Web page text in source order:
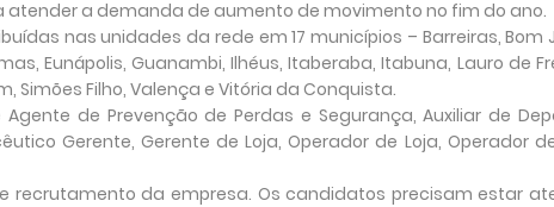
a demanda de aumento de movimento no fim do ano.
nas unidades da rede em 17 municípios – Barreiras, Bom
Eunápolis, Guanambi, Ilhéus, Itaberaba, Itabuna, Lauro de
Simões Filho, Valença e Vitória da Conquista.
de Prevenção de Perdas e Segurança, Auxiliar de
Gerente, Gerente de Loja, Operador de Loja, Operador
recrutamento da empresa. Os candidatos precisam estar